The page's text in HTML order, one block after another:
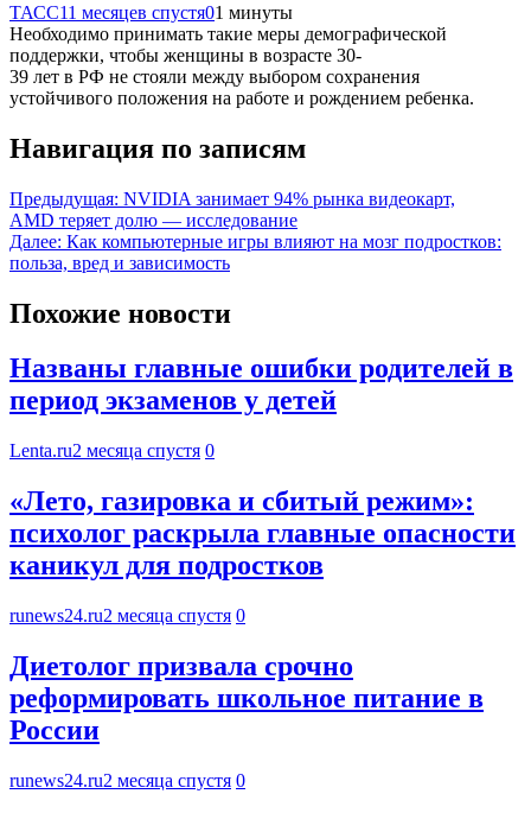
ТАСС11 месяцев спустя01 минуты
Необходимо принимать такие меры демографической
поддержки, чтобы женщины в возрасте 30-
39 лет в РФ не стояли между выбором сохранения
устойчивого положения на работе и рождением ребенка.
Навигация по записям
Предыдущая: NVIDIA занимает 94% рынка видеокарт,
AMD теряет долю — исследование
Далее: Как компьютерные игры влияют на мозг подростков:
польза, вред и зависимость
Похожие новости
Названы главные ошибки родителей в
период экзаменов у детей
Lenta.ru2 месяца спустя 0
«Лето, газировка и сбитый режим»:
психолог раскрыла главные опасности
каникул для подростков
runews24.ru2 месяца спустя 0
Диетолог призвала срочно
реформировать школьное питание в
России
runews24.ru2 месяца спустя 0